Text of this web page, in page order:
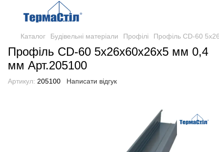
Каталог Будівельні матеріали Профілі Профіль CD-60
Профіль CD-60 5х26х60х26х5 мм 0,4
мм Арт.205100
Артикул: 205100 Написати відгук